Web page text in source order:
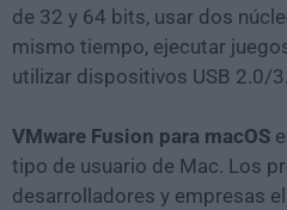
de 32 y 64 bits, usar dos
mismo tiempo, ejecutar
utilizar dispositivos USB 2.0/
VMware Fusion para macOS
tipo de usuario de Mac. Los
desarrolladores y empresas